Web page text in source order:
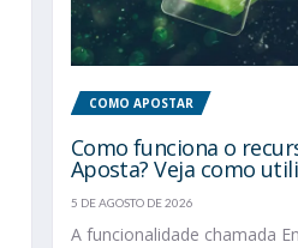
COMO APOSTAR
Como funciona o
Aposta? Veja como
5 DE AGOSTO DE 2026
A funcionalidade chamada